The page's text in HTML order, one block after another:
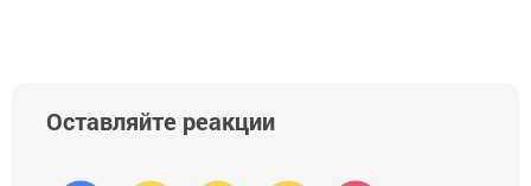
Оставляйте реакции